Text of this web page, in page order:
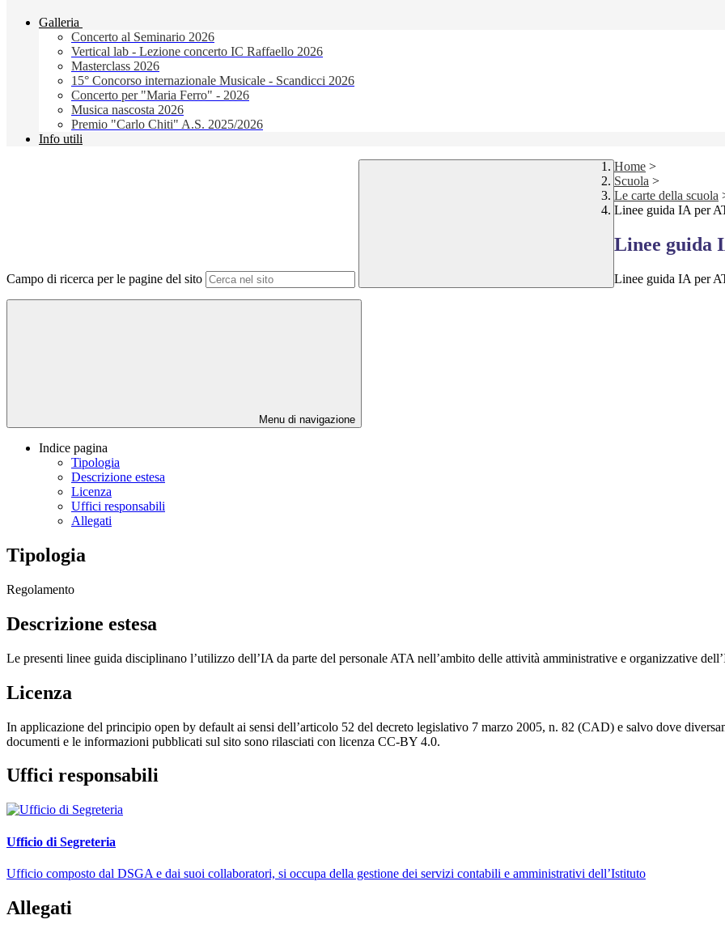
Galleria
Concerto al Seminario 2026
Vertical lab - Lezione concerto IC Raffaello 2026
Masterclass 2026
15° Concorso internazionale Musicale - Scandicci 2026
Concerto per "Maria Ferro" - 2026
Musica nascosta 2026
Premio "Carlo Chiti" A.S. 2025/2026
Info utili
Campo di ricerca per le pagine del sito
Home >
Scuola >
Le carte della scuola
Linee guida IA per
Linee guida
Linee guida IA per
Menu di navigazione
Indice pagina
Tipologia
Descrizione estesa
Licenza
Uffici responsabili
Allegati
Tipologia
Regolamento
Descrizione estesa
Le presenti linee guida disciplinano l’utilizzo dell’IA da parte del personale ATA nell’ambito delle attività amministrative e organizzative
Licenza
In applicazione del principio open by default ai sensi dell’articolo 52 del decreto legislativo 7 marzo 2005, n. 82 (CAD) e salvo dove
documenti e le informazioni pubblicati sul sito sono rilasciati con licenza CC-BY 4.0.
Uffici responsabili
Ufficio di Segreteria
Ufficio composto dal DSGA e dai suoi collaboratori, si occupa della gestione dei servizi contabili e amministrativi dell’Istituto
Allegati